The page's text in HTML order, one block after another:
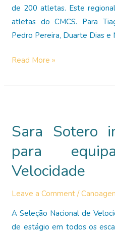
de 200 atletas. Este
atletas do CMCS. Para
Pedro Pereira, Duarte Dias e
Campeonato
de
Maio
Read More »
Sara Sotero
para
Velocidade
Leave a Comment /
A Seleção Nacional de
de estágio em todos os